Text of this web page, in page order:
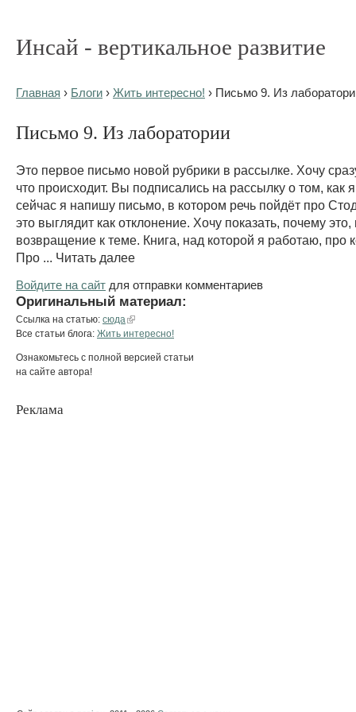
Инсай - вертикальное развитие
Главная › Блоги › Жить интересно! › Письмо 9. Из
Письмо 9. Из лаборатории
Это первое письмо новой рубрики в рассылке. Хочу
что происходит. Вы подписались на рассылку о том, как
сейчас я напишу письмо, в котором речь пойдёт про
это выглядит как отклонение. Хочу показать, почему это,
возвращение к теме. Книга, над которой я работаю, про
Про ... Читать далее
Войдите на сайт для отправки комментариев
Оригинальный материал:
Ссылка на статью: сюда
Все статьи блога: Жить интересно!
Ознакомьтесь с полной версией статьи
на сайте автора!
Реклама